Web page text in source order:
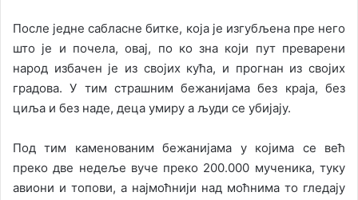
После једне сабласне битке, која је изгубљена пре него
што је и почела, овај, по ко зна који пут преварени
народ избачен је из својих кућа, и прогнан из својих
градова. У тим страшним бежанијама без краја, без
циља и без наде, деца умиру а људи се убијају.
Под тим каменованим бежанијама у којима се већ
преко две недеље вуче преко 200.000 мученика, туку
авиони и топови, а најмоћнији над моћнима то гледају